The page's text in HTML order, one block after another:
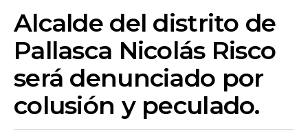
Alcalde del distrito de
Pallasca Nicolás Risco
será denunciado por
colusión y peculado.